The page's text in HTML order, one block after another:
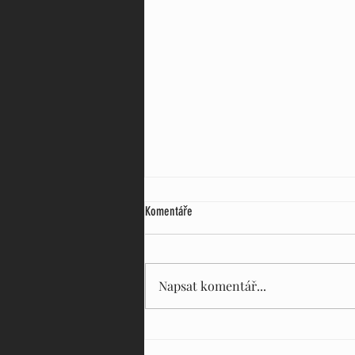
Pergoly DN
Komentáře
Napsat komentář...